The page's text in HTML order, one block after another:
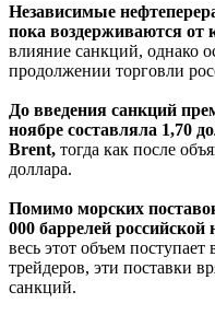
Независимые
пока воздерживаются от
влияние санкций, однако
продолжении торговли
До введения санкций
ноябре составляла 1,70
Brent, тогда как после
доллара.
Помимо морских
000 баррелей российской
весь этот объем
трейдеров, эти поставки
санкций.